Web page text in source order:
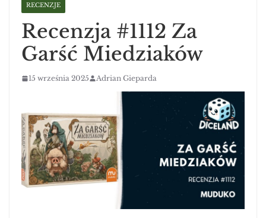
RECENZJE
Recenzja #1112 Za
Garść Miedziaków
15 września 2025 Adrian Gieparda